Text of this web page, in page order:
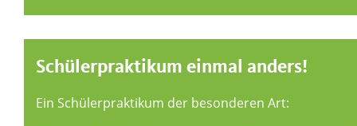
Schülerpraktikum einmal anders!
Ein Schülerpraktikum der besonderen Art: